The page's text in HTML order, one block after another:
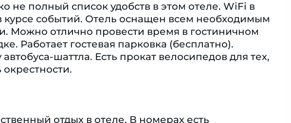
не полный список удобств в этом отеле. WiFi в
курсе событий. Отель оснащен всем необходимым
Можно отлично провести время в гостиничном
Работает гостевая парковка (бесплатно).
шаттла. Есть прокат велосипедов для тех,
окрестности.
отдых в отеле. В номерах есть